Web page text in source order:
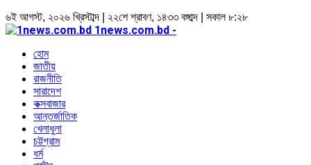
৬ই আগস্ট, ২০২৬ খ্রিস্টাব্দ | ২২শে শ্রাবণ, ১৪৩৩ বঙ্গাব্দ | সকাল ৮:২৮
1news.com.bd -
হোম
জাতীয়
রাজনীতি
সারাদেশ
কক্সবাজার
আন্তর্জাতিক
খেলাধুলা
চট্টগ্রাম
ধর্ম